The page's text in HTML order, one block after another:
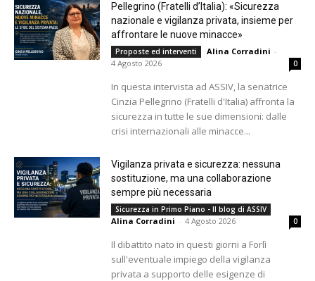
Pellegrino (Fratelli d’Italia): «Sicurezza
nazionale e vigilanza privata, insieme per
affrontare le nuove minacce»
Proposte ed interventi Alina Corradini -
4 Agosto 2026
0
In questa intervista ad ASSIV, la senatrice
Cinzia Pellegrino (Fratelli d'Italia) affronta la
sicurezza in tutte le sue dimensioni: dalle
crisi internazionali alle minacce...
Vigilanza privata e sicurezza: nessuna
sostituzione, ma una collaborazione
sempre più necessaria
Sicurezza in Primo Piano - Il blog di ASSIV
Alina Corradini - 4 Agosto 2026 0
Il dibattito nato in questi giorni a Forlì
sull'eventuale impiego della vigilanza
privata a supporto delle esigenze di